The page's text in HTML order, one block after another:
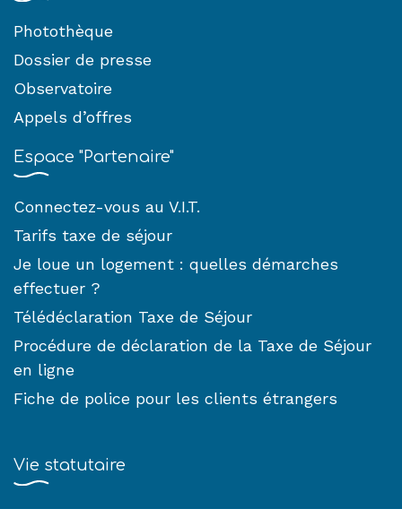
Photothèque
Dossier de presse
Observatoire
Appels d’offres
Espace "Partenaire"
Connectez-vous au V.I.T.
Tarifs taxe de séjour
Je loue un logement : quelles démarches
effectuer ?
Télédéclaration Taxe de Séjour
Procédure de déclaration de la Taxe de Séjour
en ligne
Fiche de police pour les clients étrangers
Vie statutaire